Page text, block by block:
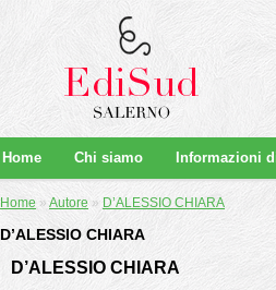
Home Chi siamo Informazioni
Home » Autore » D’ALESSIO CHIARA
D’ALESSIO CHIARA
D’ALESSIO CHIARA